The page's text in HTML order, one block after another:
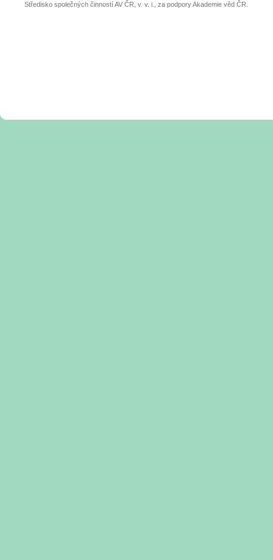
Středisko společných činností AV ČR, v. v. i., za podpory Akademie věd ČR.